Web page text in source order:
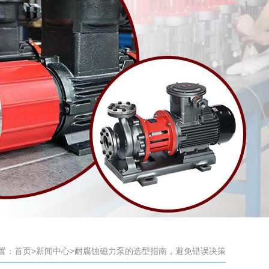
： 首页>新闻中心>耐腐蚀磁力泵的选型指南，避免错误决策